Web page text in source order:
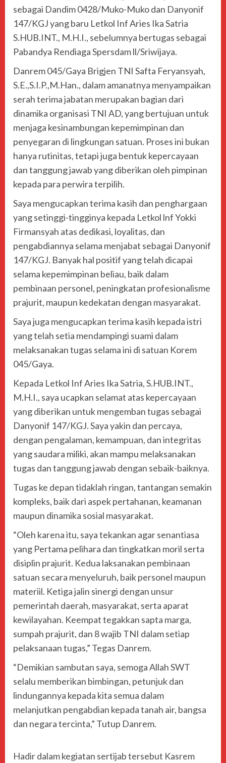
sebagai Dandim 0428/Muko-Muko dan Danyonif
147/KGJ yang baru Letkol Inf Aries Ika Satria
S.HUB.INT., M.H.I., sebelumnya bertugas sebagai
Pabandya Rendiaga Spersdam ll/Sriwijaya.
Danrem 045/Gaya Brigjen TNI Safta Feryansyah,
S.E.,S.I.P.,M.Han., dalam amanatnya menyampaikan
serah terima jabatan merupakan bagian dari
dinamika organisasi TNI AD, yang bertujuan untuk
menjaga kesinambungan kepemimpinan dan
penyegaran di lingkungan satuan. Proses ini bukan
hanya rutinitas, tetapi juga bentuk kepercayaan
dan tanggung jawab yang diberikan oleh pimpinan
kepada para perwira terpilih.
Saya mengucapkan terima kasih dan penghargaan
yang setinggi-tingginya kepada Letkol lnf Yokki
Firmansyah atas dedikasi, loyalitas, dan
pengabdiannya selama menjabat sebagai Danyonif
147/KGJ. Banyak hal positif yang telah dicapai
selama kepemimpinan beliau, baik dalam
pembinaan personel, peningkatan profesionalisme
prajurit, maupun kedekatan dengan masyarakat.
Saya juga mengucapkan terima kasih kepada istri
yang telah setia mendampingi suami dalam
melaksanakan tugas selama ini di satuan Korem
045/Gaya.
Kepada Letkol Inf Aries Ika Satria, S.HUB.INT.,
M.H.I., saya ucapkan selamat atas kepercayaan
yang diberikan untuk mengemban tugas sebagai
Danyonif 147/KGJ. Saya yakin dan percaya,
dengan pengalaman, kemampuan, dan integritas
yang saudara miliki, akan mampu melaksanakan
tugas dan tanggung jawab dengan sebaik-baiknya.
Tugas ke depan tidaklah ringan, tantangan semakin
kompleks, baik dari aspek pertahanan, keamanan
maupun dinamika sosial masyarakat.
“Oleh karena itu, saya tekankan agar senantiasa
yang Pertama pelihara dan tingkatkan moril serta
disiplin prajurit. Kedua laksanakan pembinaan
satuan secara menyeluruh, baik personel maupun
materiil. Ketiga jalin sinergi dengan unsur
pemerintah daerah, masyarakat, serta aparat
kewilayahan. Keempat tegakkan sapta marga,
sumpah prajurit, dan 8 wajib TNI dalam setiap
pelaksanaan tugas,” Tegas Danrem.
“Demikian sambutan saya, semoga Allah SWT
selalu memberikan bimbingan, petunjuk dan
lindungannya kepada kita semua dalam
melanjutkan pengabdian kepada tanah air, bangsa
dan negara tercinta,” Tutup Danrem.
Hadir dalam kegiatan sertijab tersebut Kasrem